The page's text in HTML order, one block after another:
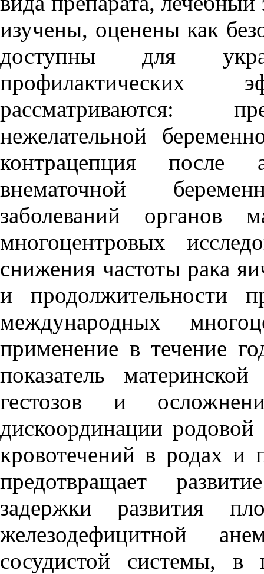
изучены, оценены как
доступны для
рассматриваются:
нежелательной
контрацепция после
внематочной
заболеваний
многоцентровых
снижения частоты рака
и
международных
применение в течение
показатель
гестозов и
дискоординации родовой
кровотечений в родах и
предотвращает
задержки развития
железодефицитной
сосудистой системы, в